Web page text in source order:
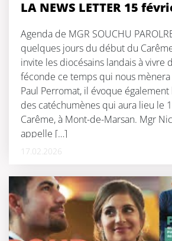
LA NEWS LETTER 15
Agenda de MGR SOUCHU
quelques jours du début du
invite les diocésains landais à vivre
féconde ce temps qui nous mènera
Paul Perromat, il évoque également
des catéchumènes qui aura lieu le
Carême, à Mont-de-Marsan. Mgr
appelle […]
17.02.2026